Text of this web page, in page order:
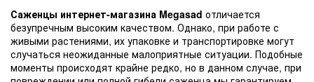
Саженцы интернет-магазина Megasad отличается
безупречным высоким качеством. Однако, при работе с
живыми растениями, их упаковке и транспортировке могут
случаться неожиданные малоприятные ситуации. Подобные
моменты происходят крайне редко, но в данном случае, при